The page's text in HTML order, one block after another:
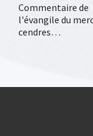
Commentaire de
l'évangile du
cendres…